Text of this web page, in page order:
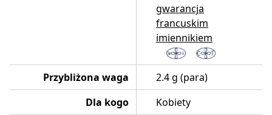
gwarancja
francuskim
imiennikiem
Przybliżona waga
2.4 g (para)
Dla kogo
Kobiety